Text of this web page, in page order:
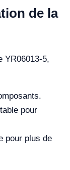
de la
YR06013-5,
pour
pour plus de